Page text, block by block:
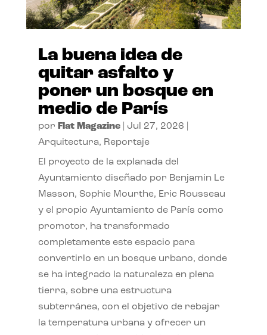
La buena idea de
quitar asfalto y
poner un bosque en
medio de París
por Flat Magazine| Jul 27, 2026
Arquitectura, Reportaje
El proyecto de la explanada del
Ayuntamiento diseñado por Benjamin Le
Masson, Sophie Mourthe, Eric Rousseau
y el propio Ayuntamiento de París como
promotor, ha transformado
completamente este espacio para
convertirlo en un bosque urbano, donde
se ha integrado la naturaleza en plena
tierra, sobre una estructura
subterránea, con el objetivo de rebajar
la temperatura urbana y ofrecer un